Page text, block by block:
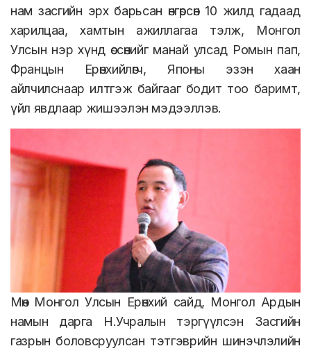
нам засгийн эрх барьсан өнгөрсөн 10 жилд гадаад
харилцаа, хамтын ажиллагаа тэлж, Монгол
Улсын нэр хүнд өссөнийг манай улсад Ромын пап,
Францын Ерөнхийлөгч, Японы эзэн хаан
айлчилснаар илтгэж байгааг бодит тоо баримт,
үйл явдлаар жишээлэн мэдээллэв.
Мөн Монгол Улсын Ерөнхий сайд, Монгол Ардын
намын дарга Н.Учралын тэргүүлсэн Засгийн
газрын боловсруулсан тэтгэврийн шинэчлэлийн